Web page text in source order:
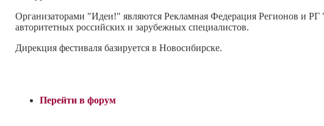
Организаторами "Идеи!" являются Рекламная Федерация Регионов и
авторитетных российских и зарубежных специалистов.
Дирекция фестиваля базируется в Новосибирске.
Перейти в форум